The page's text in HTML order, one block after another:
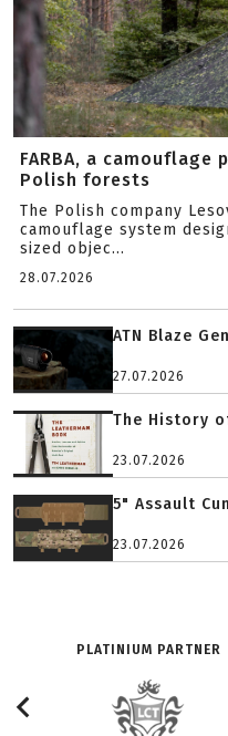
FARBA, a
Polish forests
The Polish company
camouflage system
sized objec...
28.07.2026
ATN Blaze
27.07.2026
The History
23.07.2026
5" Assault
23.07.2026
PLATINIUM PARTNER